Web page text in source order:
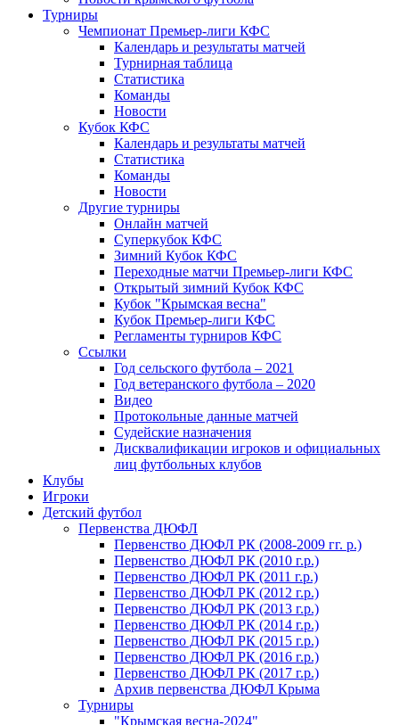
Турниры
Чемпионат Премьер-лиги КФС
Календарь и результаты матчей
Турнирная таблица
Статистика
Команды
Новости
Кубок КФС
Календарь и результаты матчей
Статистика
Команды
Новости
Другие турниры
Онлайн матчей
Суперкубок КФС
Зимний Кубок КФС
Переходные матчи Премьер-лиги КФС
Открытый зимний Кубок КФС
Кубок "Крымская весна"
Кубок Премьер-лиги КФС
Регламенты турниров КФС
Ссылки
Год сельского футбола – 2021
Год ветеранского футбола – 2020
Видео
Протокольные данные матчей
Судейские назначения
Дисквалификации игроков и официальных
лиц футбольных клубов
Клубы
Игроки
Детский футбол
Первенства ДЮФЛ
Первенство ДЮФЛ РК (2008-2009 гг. р.)
Первенство ДЮФЛ РК (2010 г.р.)
Первенство ДЮФЛ РК (2011 г.р.)
Первенство ДЮФЛ РК (2012 г.р.)
Первенство ДЮФЛ РК (2013 г.р.)
Первенство ДЮФЛ РК (2014 г.р.)
Первенство ДЮФЛ РК (2015 г.р.)
Первенство ДЮФЛ РК (2016 г.р.)
Первенство ДЮФЛ РК (2017 г.р.)
Архив первенства ДЮФЛ Крыма
Турниры
"Крымская весна-2024"